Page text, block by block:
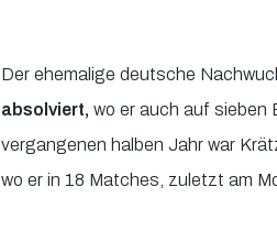
Der ehemalige deutsche
absolviert, wo er auch auf sieben
vergangenen halben Jahr war
wo er in 18 Matches, zuletzt am